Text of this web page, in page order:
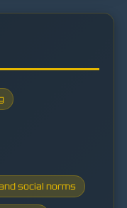
social norms